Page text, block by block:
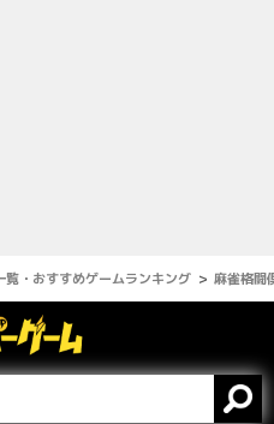
覧・おすすめゲームランキング 麻雀格闘